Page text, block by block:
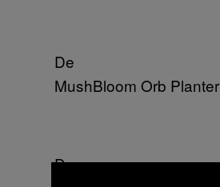
De
MushBloom Orb Planter
De